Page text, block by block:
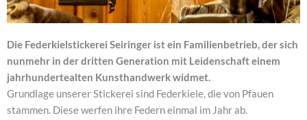
Die Federkielstickerei Seiringer ist ein Familienbetrieb, der sich
nunmehr in der dritten Generation mit Leidenschaft einem
jahrhundertealten Kunsthandwerk widmet.
Grundlage unserer Stickerei sind Federkiele, die von Pfauen
stammen. Diese werfen ihre Federn einmal im Jahr ab.